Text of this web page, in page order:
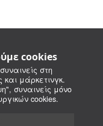
cookies
στη
και μάρκετινγκ.
συναινείς μόνο
cookies.